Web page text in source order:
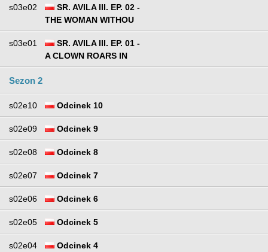
s03e02
SR. AVILA III. EP. 02 -
THE WOMAN WITHOU
s03e01
SR. AVILA III. EP. 01 -
A CLOWN ROARS IN
Sezon 2
s02e10 Odcinek 10
s02e09 Odcinek 9
s02e08 Odcinek 8
s02e07 Odcinek 7
s02e06 Odcinek 6
s02e05 Odcinek 5
s02e04 Odcinek 4